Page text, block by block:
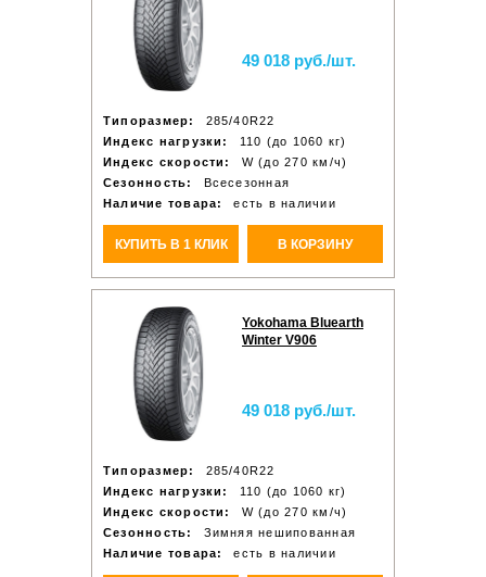
49 018 руб./шт.
Типоразмер:
285/40R22
Индекс нагрузки:
110 (до 1060 кг)
Индекс скорости:
W (до 270 км/ч)
Сезонность:
Всесезонная
Наличие товара:
есть в наличии
КУПИТЬ В 1 КЛИК В КОРЗИНУ
Yokohama Bluearth
Winter V906
49 018 руб./шт.
Типоразмер:
285/40R22
Индекс нагрузки:
110 (до 1060 кг)
Индекс скорости:
W (до 270 км/ч)
Сезонность:
Зимняя нешипованная
Наличие товара:
есть в наличии